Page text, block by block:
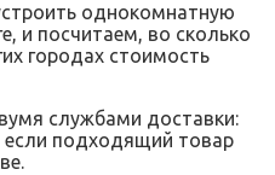
однокомнатную
и посчитаем, во сколько
городах стоимость
службами доставки:
если подходящий товар